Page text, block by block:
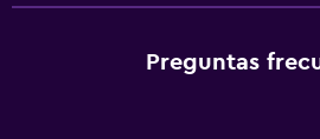
Vista al mar
Preguntas